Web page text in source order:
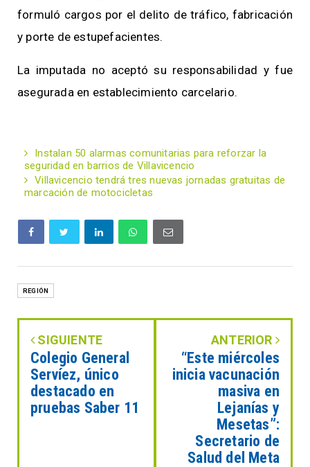
formuló cargos por el delito de tráfico, fabricación
y porte de estupefacientes.
La imputada no aceptó su responsabilidad y fue
asegurada en establecimiento carcelario.
Instalan 50 alarmas comunitarias para reforzar la
seguridad en barrios de Villavicencio
Villavicencio tendrá tres nuevas jornadas gratuitas de
marcación de motocicletas
REGIÓN
SIGUIENTE
Colegio General
Servíez, único
destacado en
pruebas Saber 11
ANTERIOR
“Este miércoles
inicia vacunación
masiva en
Lejanías y
Mesetas”:
Secretario de
Salud del Meta